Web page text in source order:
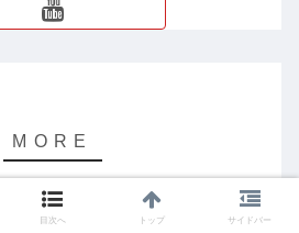
目次へ トップ サイドバー